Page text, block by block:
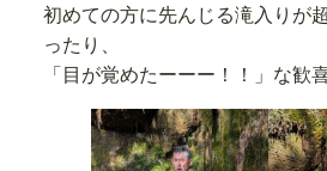
初めての方に先んじる滝入りが
ったり、
「目が覚めたーーー！！」な歓